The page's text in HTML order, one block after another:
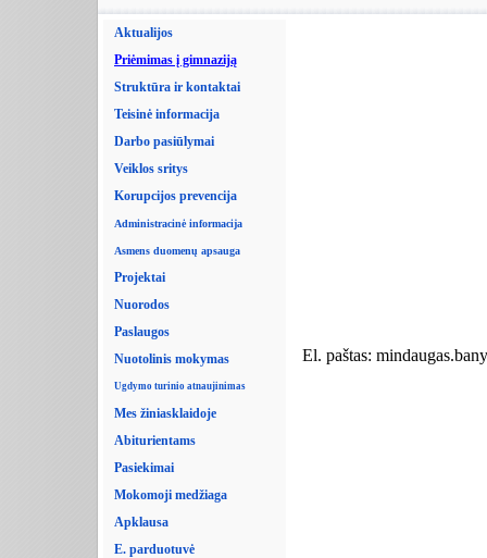
Aktualijos
Priėmimas į gimnaziją
Struktūra ir kontaktai
Teisinė informacija
Darbo pasiūlymai
Veiklos sritys
Korupcijos prevencija
Administracinė informacija
Asmens duomenų apsauga
Projektai
Nuorodos
Paslaugos
Nuotolinis mokymas
Ugdymo turinio atnaujinimas
Mes žiniasklaidoje
Abiturientams
Pasiekimai
Mokomoji medžiaga
Apklausa
E. parduotuvė
El. paštas: